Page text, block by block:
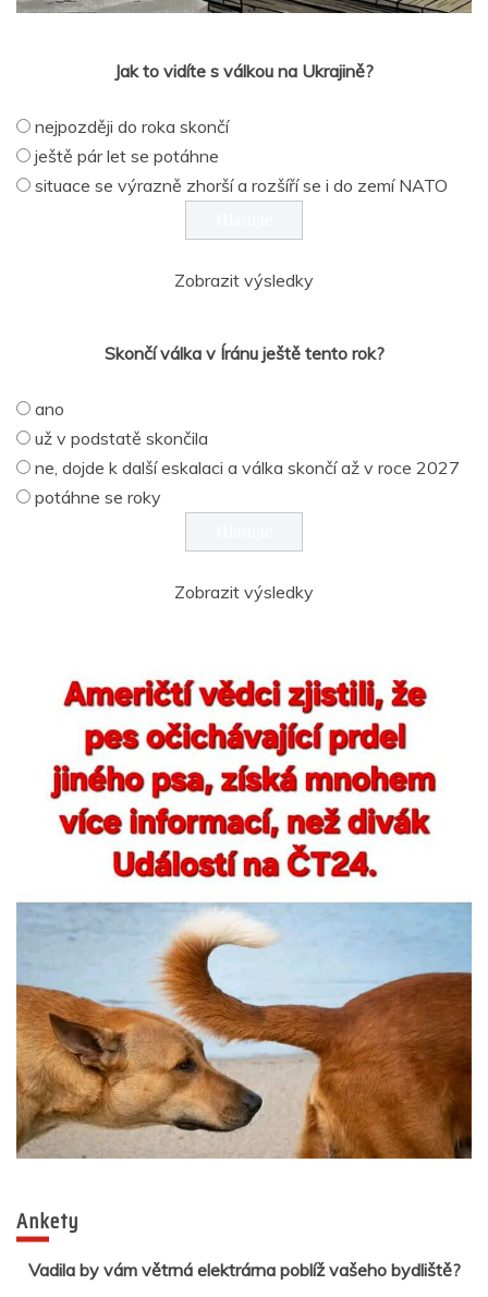
Jak to vidíte s válkou na Ukrajině?
nejpozději do roka skončí
ještě pár let se potáhne
situace se výrazně zhorší a rozšíří se i do zemí NATO
Zobrazit výsledky
Skončí válka v Íránu ještě tento rok?
ano
už v podstatě skončila
ne, dojde k další eskalaci a válka skončí až v roce 2027
potáhne se roky
Zobrazit výsledky
Ankety
Vadila by vám větrná elektrárna poblíž vašeho bydliště?